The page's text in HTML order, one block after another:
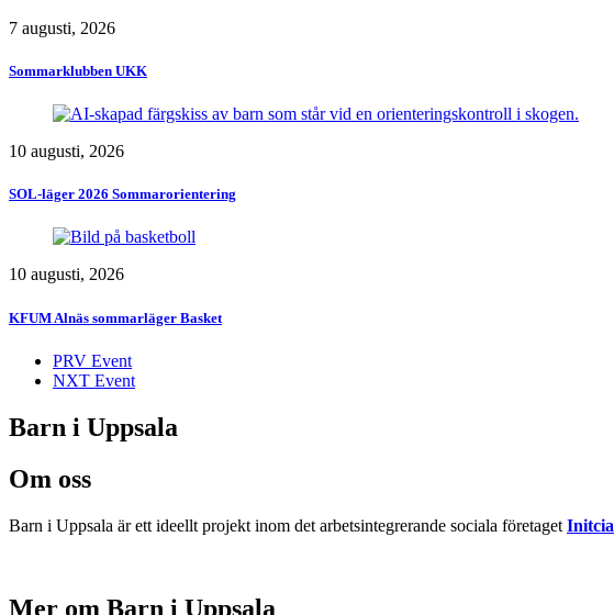
7 augusti, 2026
Sommarklubben UKK
10 augusti, 2026
SOL-läger 2026 Sommarorientering
10 augusti, 2026
KFUM Alnäs sommarläger Basket
PRV Event
NXT Event
Barn i Uppsala
Om oss
Barn i Uppsala är ett ideellt projekt inom det arbetsintegrerande sociala företaget Initcia
Mer om Barn i Uppsala